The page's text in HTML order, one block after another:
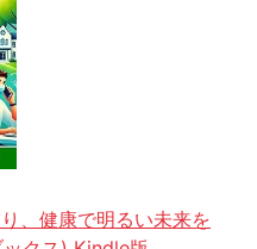
、健康で明るい未来を